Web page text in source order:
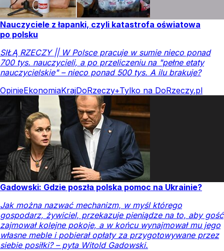
Nauczyciele z łapanki, czyli katastrofa oświatowa
po polsku
SIŁĄ RZECZY || W Polsce pracuje w sumie nieco ponad
700 tys. nauczycieli, a po przeliczeniu na "pełne etaty
nauczycielskie" – nieco ponad 500 tys. A ilu brakuje?
OpinieEkonomiaKrajDoRzeczy+Tylko na DoRzeczy.pl
Gadowski: Gdzie poszła polska pomoc na Ukrainie?
Jak można nazwać mechanizm, w myśl którego
gospodarz, żywiciel, przekazuje pieniądze na to, aby gość
zajmował kolejne pokoje, a w końcu wynajmował mu jego
własne meble i pobierał opłaty za przygotowywane przez
siebie posiłki? – pyta Witold Gadowski.